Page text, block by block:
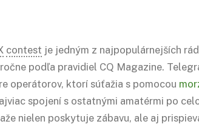
contest je jedným z najpopulárnejších
podľa pravidiel CQ Magazine.
operátorov, ktorí súťažia s pomocou
spojení s ostatnými amatérmi po
nielen poskytuje zábavu, ale aj